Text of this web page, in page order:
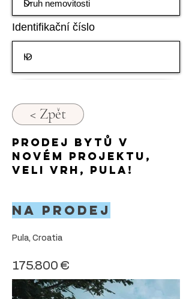
Identifikační číslo
< Zpět
Prodej bytů v
novém projektu,
Veli vrh, Pula!
Na prodej
Pula, Croatia
175.800 €